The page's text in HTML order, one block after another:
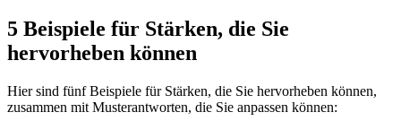
5 Beispiele für Stärken, die Sie
hervorheben können
Hier sind fünf Beispiele für Stärken, die Sie hervorheben können,
zusammen mit Musterantworten, die Sie anpassen können: